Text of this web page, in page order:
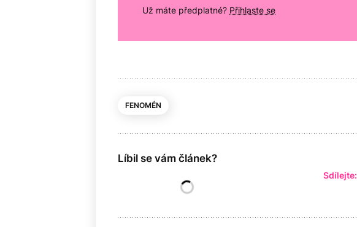
Už máte předplatné? Přihlaste se
FENOMÉN
Líbil se vám článek?
Sdílejte: